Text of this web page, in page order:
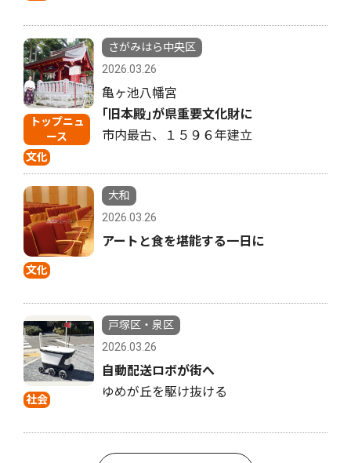
トップニュ
ース
文化
さがみはら中央区
2026.03.26
亀ヶ池八幡宮
｢旧本殿｣が県重要文化財に
市内最古、１５９６年建立
文化
大和
2026.03.26
アートと食を堪能する一日に
社会
戸塚区・泉区
2026.03.26
自動配送ロボが街へ
ゆめが丘を駆け抜ける